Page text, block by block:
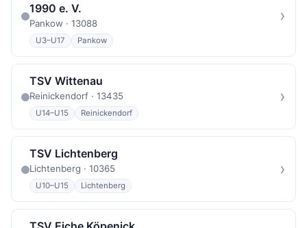
1990 e. V.
Pankow · 13088
U3–U17 Pankow
›
TSV Wittenau
Reinickendorf · 13435
U14–U15 Reinickendorf
›
TSV Lichtenberg
Lichtenberg · 10365
U10–U15 Lichtenberg
›